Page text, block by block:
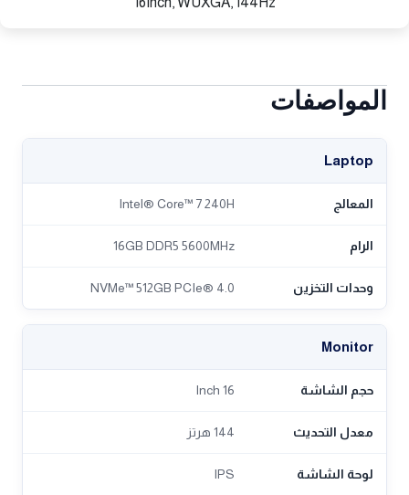
المواصفات
Laptop
المعالج Intel® Core™ 7 240H
الرام 16GB DDR5 5600MHz
وحدات التخزين NVMe™ 512GB PCIe® 4.0
Monitor
حجم الشاشة 16 Inch
معدل التحديث 144 هرتز
لوحة الشاشة IPS